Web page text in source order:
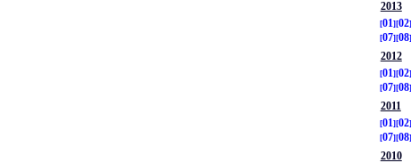
2013
01
02
07 08
2012
01
02
07 08
2011
01
02
07 08
2010